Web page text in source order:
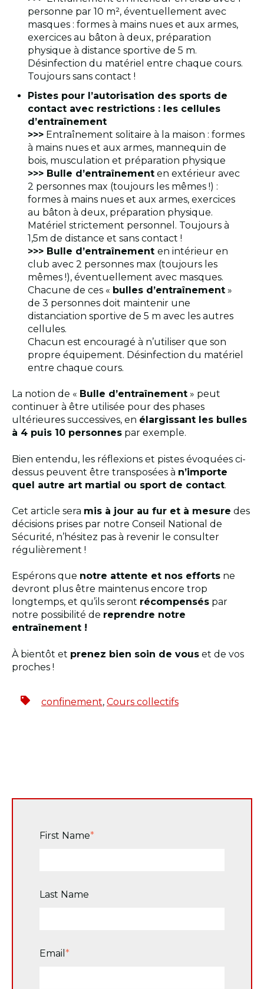
personne par 10 m², éventuellement avec
masques : formes à mains nues et aux armes,
exercices au bâton à deux, préparation
physique à distance sportive de 5 m.
Désinfection du matériel entre chaque cours.
Toujours sans contact !
Pistes pour l’autorisation des sports de
contact avec restrictions : les cellules
d’entraînement
>>> Entraînement solitaire à la maison : formes
à mains nues et aux armes, mannequin de
bois, musculation et préparation physique
>>> Bulle d’entraînement en extérieur avec
2 personnes max (toujours les mêmes !) :
formes à mains nues et aux armes, exercices
au bâton à deux, préparation physique.
Matériel strictement personnel. Toujours à
1,5m de distance et sans contact !
>>> Bulle d’entraînementen intérieur en
club avec 2 personnes max (toujours les
mêmes !), éventuellement avec masques.
Chacune de ces « bulles d’entraînement »
de 3 personnes doit maintenir une
distanciation sportive de 5 m avec les autres
cellules.
Chacun est encouragé à n’utiliser que son
propre équipement. Désinfection du matériel
entre chaque cours.
La notion de « Bulle d’entraînement » peut
continuer à être utilisée pour des phases
ultérieures successives, en élargissant les bulles
à 4 puis 10 personnes par exemple.
Bien entendu, les réflexions et pistes évoquées ci-
dessus peuvent être transposées à n’importe
quel autre art martial ou sport de contact.
Cet article sera mis à jour au fur et à mesure des
décisions prises par notre Conseil National de
Sécurité, n’hésitez pas à revenir le consulter
régulièrement !
Espérons que notre attente et nos efforts ne
devront plus être maintenus encore trop
longtemps, et qu’ils seront récompensés par
notre possibilité de reprendre notre
entraînement !
À bientôt et prenez bien soin de vous et de vos
proches !
confinement, Cours collectifs
First Name*
Last Name
Email *